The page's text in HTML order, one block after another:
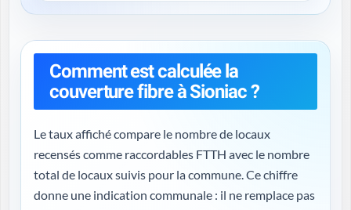
Comment est calculée la
couverture fibre à Sioniac ?
Le taux affiché compare le nombre de locaux
recensés comme raccordables FTTH avec le nombre
total de locaux suivis pour la commune. Ce chiffre
donne une indication communale : il ne remplace pas